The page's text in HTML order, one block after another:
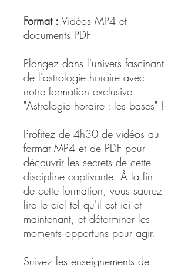
Format : Vidéos MP4 et
documents PDF
Plongez dans l'univers fascinant
de l'astrologie horaire avec
notre formation exclusive
"Astrologie horaire : les bases" !
Profitez de 4h30 de vidéos au
format MP4 et de PDF pour
découvrir les secrets de cette
discipline captivante. À la fin
de cette formation, vous saurez
lire le ciel tel qu'il est ici et
maintenant, et déterminer les
moments opportuns pour agir.
Suivez les enseignements de